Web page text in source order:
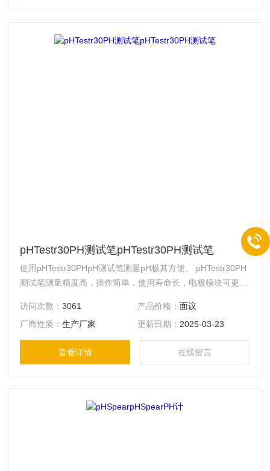
pHTestr30PH测试笔pHTestr30PH测试笔
使用pHTestr30PHpH测试笔测量pH极其方便。 pHTestr30PH
测试笔测量精度高，操作简单，使用寿命长，电极模块可更
的样品。增加的电极凝胶量使电极使用寿命更长。 技术参数
见详细说明。
访问次数：3061 产品价格： 面议
厂商性质：生产厂家 更新日期： 2025-03-23
查看详情 在线留言